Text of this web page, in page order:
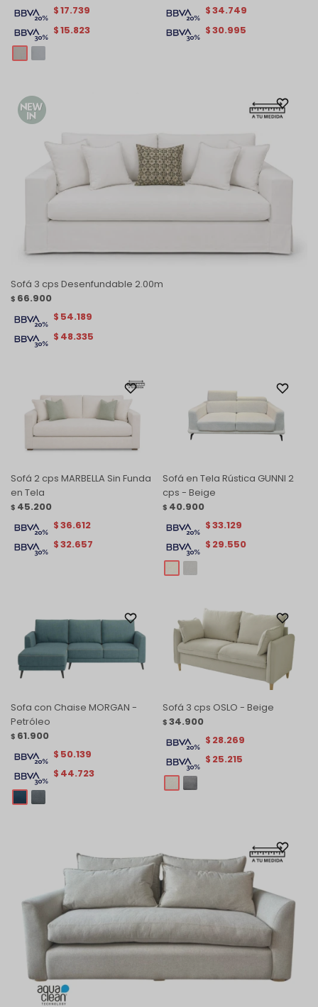
$15.823
$17.739
$30.995
$34.749
Sofá 3 cps Desenfundable 2.00m
$ 66.900
$ 48.335
$ 54.189
Sofá 2 cps MARBELLA Sin Funda
en Tela
$ 45.200
$32.657
$36.612
Sofá en Tela Rústica GUNNI 2
cps - Beige
$ 40.900
$ 29.550
$33.129
Sofa con Chaise MORGAN -
Petróleo
$ 61.900
$ 44.723
$ 50.139
Sofá 3 cps OSLO - Beige
$ 34.900
$ 25.215
$ 28.269